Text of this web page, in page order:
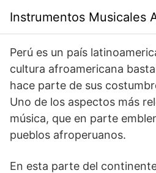
content
Instrumentos Musicales
Perú es un país
cultura afroamericana
hace parte de sus
Uno de los aspectos más
música, que en parte
pueblos afroperuanos.
En esta parte del